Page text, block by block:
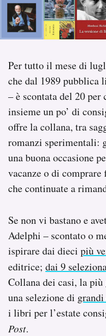
I MIEI PREFERITI
SHOP
CALENDARIO
AREA PERSONALE
Area Personale
Newsletter
Hai bisogno di aiuto?
Esci
Per tutto il mese di
che dal 1989 pubblica
– è scontata del 20
insieme un po’ di
offre la collana, tra
romanzi sperimentali:
una buona occasione
vacanze o di
che continuate a
Se non vi bastano e
Adelphi – scontato o
ispirare dai dieci più
editrice; dai 9
Collana dei casi, la
una selezione di
i libri per l’estate
Post.